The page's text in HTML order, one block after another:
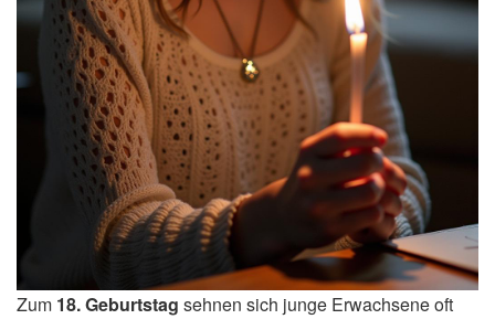
Zum 18. Geburtstag sehnen sich junge Erwachsene oft